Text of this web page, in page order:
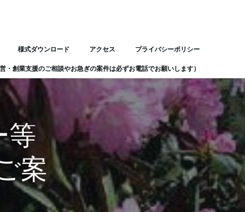
様式ダウンロード アクセス プライバシーポリシー
・創業支援のご相談やお急ぎの案件は必ずお電話でお願いします）
等
案